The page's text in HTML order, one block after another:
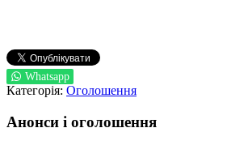
Whatsapp
Категорія: Оголошення
Анонси і оголошення